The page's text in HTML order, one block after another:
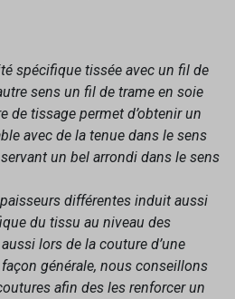
spécifique tissée avec un fil de
sens un fil de trame en soie
de tissage permet d’obtenir un
avec de la tenue dans le sens
un bel arrondi dans le sens
différentes induit aussi
du tissu au niveau des
lors de la couture d’une
générale, nous conseillons
afin des les renforcer un